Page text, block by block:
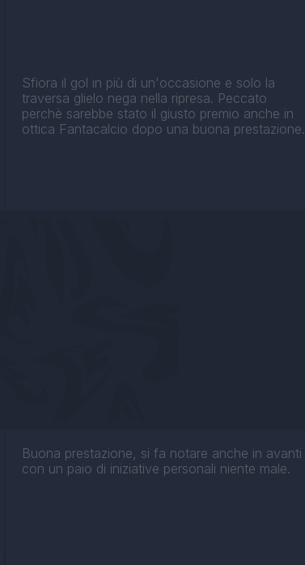
Sfiora il gol in più di un'occasione e solo la
traversa glielo nega nella ripresa. Peccato
perchè sarebbe stato il giusto premio anche in
ottica Fantacalcio dopo una buona prestazione.
Buona prestazione, si fa notare anche in avanti
con un paio di iniziative personali niente male.